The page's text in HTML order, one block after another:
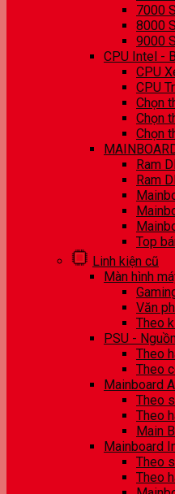
7000
8000
9000
CPU Intel -
CPU
CPU
Chọn
Chọn
Chọn
Ram
Ram
Top
Linh kiện cũ
Màn hình
Văn
Theo
PSU -
Theo
Theo
Mainboard
Theo
Theo
Main B
Mainboard
Theo
Theo